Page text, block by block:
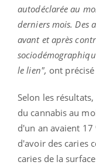
autodéclarée au
derniers mois. Des
avant et après
le lien", ont
Selon les
du cannabis au
d'un an avaient
d'avoir des caries
caries de la